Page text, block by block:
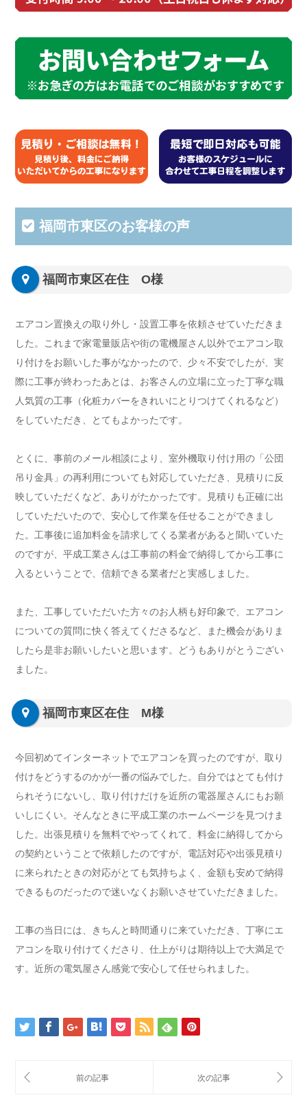
福岡市東区のお客様の声
福岡市東区在住 O様
エアコン置換えの取り外し・設置工事を依頼させていただきま
した。これまで家電量販店や街の電機屋さん以外でエアコン取
り付けをお願いした事がなかったので、少々不安でしたが、実
際に工事が終わったあとは、お客さんの立場に立った丁寧な職
人気質の工事（化粧カバーをきれいにとりつけてくれるなど）
をしていただき、とてもよかったです。
とくに、事前のメール相談により、室外機取り付け用の「公団
吊り金具」の再利用についても対応していただき、見積りに反
映していただくなど、ありがたかったです。見積りも正確に出
していただいたので、安心して作業を任せることができまし
た。工事後に追加料金を請求してくる業者があると聞いていた
のですが、平成工業さんは工事前の料金で納得してから工事に
入るということで、信頼できる業者だと実感しました。
また、工事していただいた方々のお人柄も好印象で、エアコン
についての質問に快く答えてくださるなど、また機会がありま
したら是非お願いしたいと思います。どうもありがとうござい
ました。
福岡市東区在住 M様
今回初めてインターネットでエアコンを買ったのですが、取り
付けをどうするのかが一番の悩みでした。自分ではとても付け
られそうにないし、取り付けだけを近所の電器屋さんにもお願
いしにくい。そんなときに平成工業のホームページを見つけま
した。出張見積りを無料でやってくれて、料金に納得してから
の契約ということで依頼したのですが、電話対応や出張見積り
に来られたときの対応がとても気持ちよく、金額も安めで納得
できるものだったので迷いなくお願いさせていただきました。
工事の当日には、きちんと時間通りに来ていただき、丁寧にエ
アコンを取り付けてくださり、仕上がりは期待以上で大満足で
す。近所の電気屋さん感覚で安心して任せられました。